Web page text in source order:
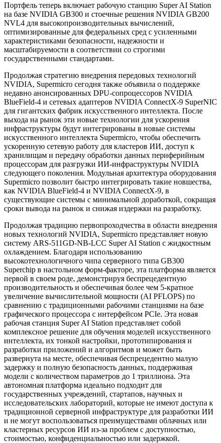
Портфель теперь включает рабочую станцию Super AI Station
на базе NVIDIA GB300 и стоечные решения NVIDIA GB200
NVL4 для высокопроизводительных вычислений,
оптимизированные для федеральных сред с усиленными
характеристиками безопасности, надежности и
масштабируемости в соответствии со строгими
государственными стандартами.
Продолжая стратегию внедрения передовых технологий
NVIDIA, Supermicro сегодня также объявила о поддержке
недавно анонсированных DPU-сопроцессоров NVIDIA
BlueField-4 и сетевых адаптеров NVIDIA ConnectX-9 SuperNIC
для гигантских фабрик искусственного интеллекта. После
выхода на рынок эти новые технологии для ускорения
инфраструктуры будут интегрированы в новые системы
искусственного интеллекта Supermicro, чтобы обеспечить
ускоренную сетевую работу для кластеров ИИ, доступ к
хранилищам и передачу обработки данных периферийным
процессорам для разгрузки ИИ-инфраструктуры NVIDIA
следующего поколения. Модульная архитектура оборудования
Supermicro позволит быстро интегрировать такие новшества,
как NVIDIA BlueField-4 и NVIDIA ConnectX-9, в
существующие системы с минимальной доработкой, сокращая
сроки вывода на рынок и снижая издержки на разработку.
Продолжая традицию первопроходчества в области внедрения
новых технологий NVIDIA, Supermicro представляет новую
систему ARS-511GD-NB-LCC Super AI Station с жидкостным
охлаждением. Благодаря использованию
высокотехнологичного чипа серверного типа GB300
Superchip в настольном форм-факторе, эта платформа является
первой в своем роде, демонстрируя беспрецедентную
производительность и обеспечивая более чем 5-кратное
увеличение вычислительной мощности (AI PFLOPS) по
сравнению с традиционными рабочими станциями на базе
графического процессора с интерфейсом PCIe. Эта новая
рабочая станция Super AI Station представляет собой
комплексное решение для обучения моделей искусственного
интеллекта, их тонкой настройки, прототипирования и
разработки приложений и алгоритмов и может быть
развернута на месте, обеспечивая беспрецедентно малую
задержку и полную безопасность данных, поддерживая
модели с количеством параметров до 1 триллиона. Эта
автономная платформа идеально подходит для
государственных учреждений, стартапов, научных и
исследовательских лабораторий, которые не имеют доступа к
традиционной серверной инфраструктуре для разработки ИИ
и не могут воспользоваться преимуществами облачных или
кластерных ресурсов ИИ из-за проблем с доступностью,
стоимостью, конфиденциальностью или задержкой.